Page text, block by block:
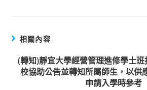
相關內容
(轉知)靜宜大學經營管理進修學士
校協助公告並轉知所屬師生，以供
申請入學時參考